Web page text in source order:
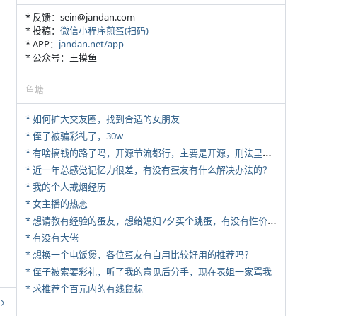
* 反馈：sein@jandan.com
* 投稿： 微信小程序煎蛋(扫码)
* APP： jandan.net/app
* 公众号：王摸鱼
鱼塘
* 如何扩大交友圈，找到合适的女朋友
* 侄子被骗彩礼了，30w
*
有啥搞钱的路子吗，开源节流都行，主要是开源，刑法里的咱不做
* 近一年总感觉记忆力很差，有没有蛋友有什么解决办法的？
* 我的个人戒烟经历
* 女主播的热恋
*
想请教有经验的蛋友，想给媳妇7夕买个跳蛋，有没有性价比高的推荐
* 有没有大佬
* 想换一个电饭煲，各位蛋友有自用比较好用的推荐吗？
* 侄子被索要彩礼，听了我的意见后分手，现在表姐一家骂我
* 求推荐个百元内的有线鼠标